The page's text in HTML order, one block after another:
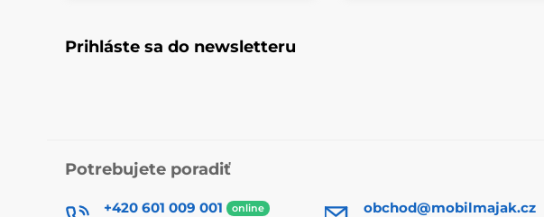
Prihláste sa do newsletteru
Potrebujete poradiť
+420 601 009 001 online obchod@mobilmajak.cz